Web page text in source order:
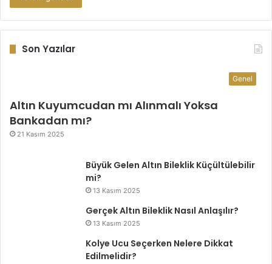
Son Yazılar
Genel
Altın Kuyumcudan mı Alınmalı Yoksa
Bankadan mı?
21 Kasım 2025
Büyük Gelen Altın Bileklik Küçültülebilir
mi?
13 Kasım 2025
Gerçek Altın Bileklik Nasıl Anlaşılır?
13 Kasım 2025
Kolye Ucu Seçerken Nelere Dikkat
Edilmelidir?